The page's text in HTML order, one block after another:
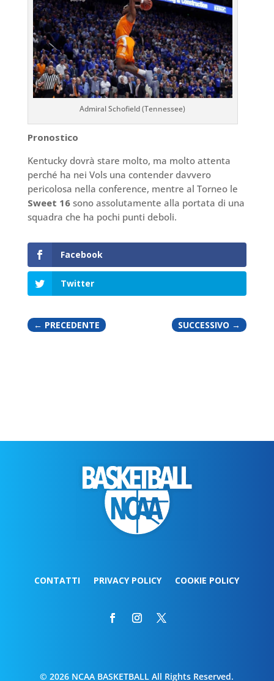
Admiral Schofield (Tennessee)
Pronostico
Kentucky dovrà stare molto, ma molto attenta
perché ha nei Vols una contender davvero
pericolosa nella conference, mentre al Torneo le
Sweet 16sono assolutamente alla portata di una
squadra che ha pochi punti deboli.
Facebook
Twitter
← PRECEDENTE SUCCESSIVO →
CONTATTI PRIVACY POLICY COOKIE POLICY
© 2026 NCAA BASKETBALL All Rights Reserved.